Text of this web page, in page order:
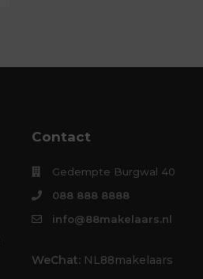
Contact
Gedempte Burgwal 40
088 888 8888
info@88makelaars.nl
WeChat: NL88makelaars